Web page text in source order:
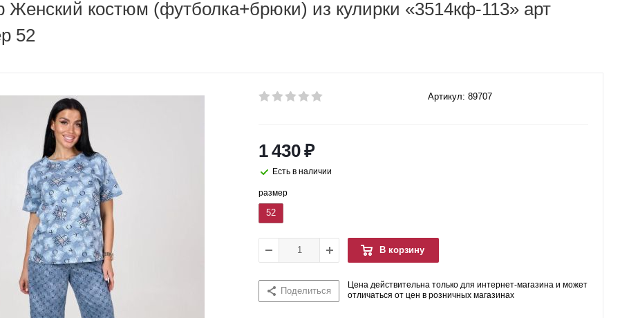
Женский костюм (футболка+брюки) из кулирки «3514кф-113» арт
52
Артикул: 89707
1 430₽
Есть в наличии
размер
52
В корзину
Поделиться
Цена действительна только для интернет-магазина и может
отличаться от цен в розничных магазинах